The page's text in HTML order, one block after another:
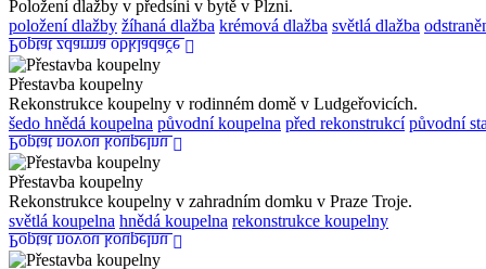
Položení dlažby v předsíni v bytě v Plzni.
položení dlažby žíhaná dlažba krémová dlažba světlá dlažba
Poptat zdarma obkladače
Přestavba koupelny
Rekonstrukce koupelny v rodinném domě v Ludgeřovicích.
šedo hnědá koupelna původní koupelna před rekonstrukcí původní
Poptat novou koupelnu
Přestavba koupelny
Rekonstrukce koupelny v zahradním domku v Praze Troje.
světlá koupelna hnědá koupelna rekonstrukce koupelny
Poptat novou koupelnu